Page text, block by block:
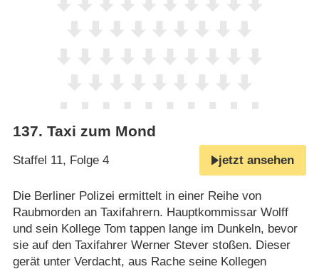
137. Taxi zum Mond
Staffel 11, Folge 4 jetzt ansehen
Die Berliner Polizei ermittelt in einer Reihe von
Raubmorden an Taxifahrern. Hauptkommissar Wolff
und sein Kollege Tom tappen lange im Dunkeln, bevor
sie auf den Taxifahrer Werner Stever stoßen. Dieser
gerät unter Verdacht, aus Rache seine Kollegen